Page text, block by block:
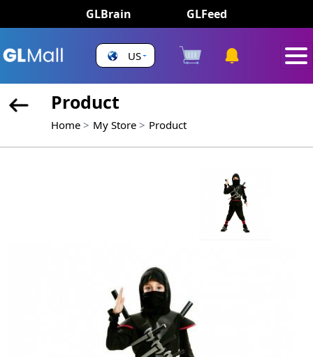
GLBrain GLFeed
US
Product
Home My Store Product